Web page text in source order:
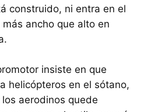
construido, ni entra en el
ancho que alto en
insiste en que
helicópteros en el sótano,
aerodinos quede